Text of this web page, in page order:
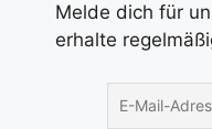
Melde dich für
erhalte